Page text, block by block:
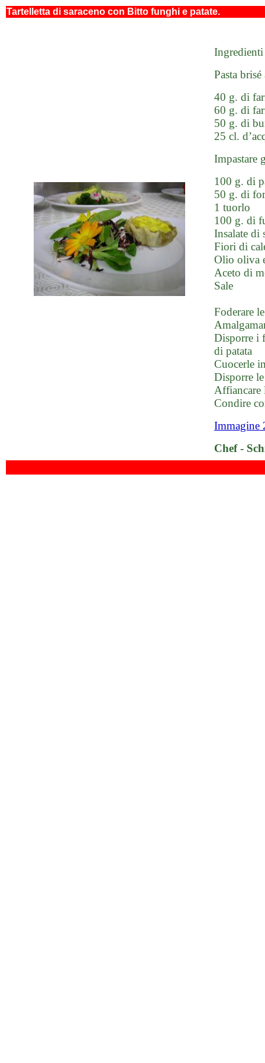
Tartelletta di saraceno con Bitto funghi e patate.
Ingredienti
Pasta
40 g. di
60 g. di
50 g. di
25 cl.
Impastare
100 g. di
50 g. di
1 tuorlo
100 g. di
Insalate di
Fiori di
Olio oliva
Aceto di
Sale
Foderare
Disporre i
di patata
Cuocerle
Disporre
Affiancare
Condire
Immagine
Chef -